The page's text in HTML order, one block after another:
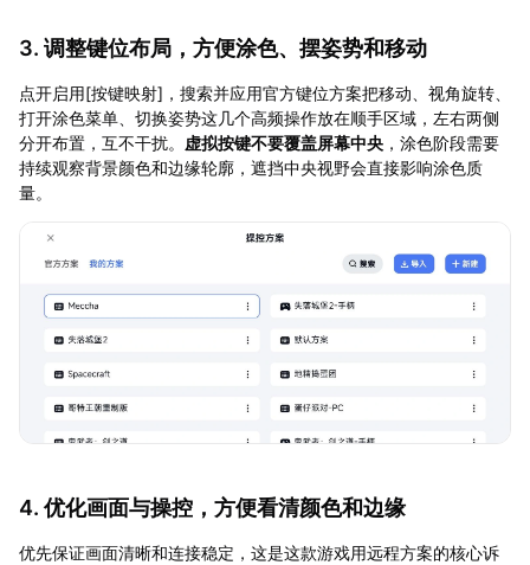
3. 调整键位布局，方便涂色、摆姿势和移动
点开启用[按键映射]，搜索并应用官方键位方案把移动、视角旋转、
打开涂色菜单、切换姿势这几个高频操作放在顺手区域，左右两侧
分开布置，互不干扰。 虚拟按键不要覆盖屏幕中央，涂色阶段需要
持续观察背景颜色和边缘轮廓，遮挡中央视野会直接影响涂色质
量。
4. 优化画面与操控，方便看清颜色和边缘
优先保证画面清晰和连接稳定，这是这款游戏用远程方案的核心诉